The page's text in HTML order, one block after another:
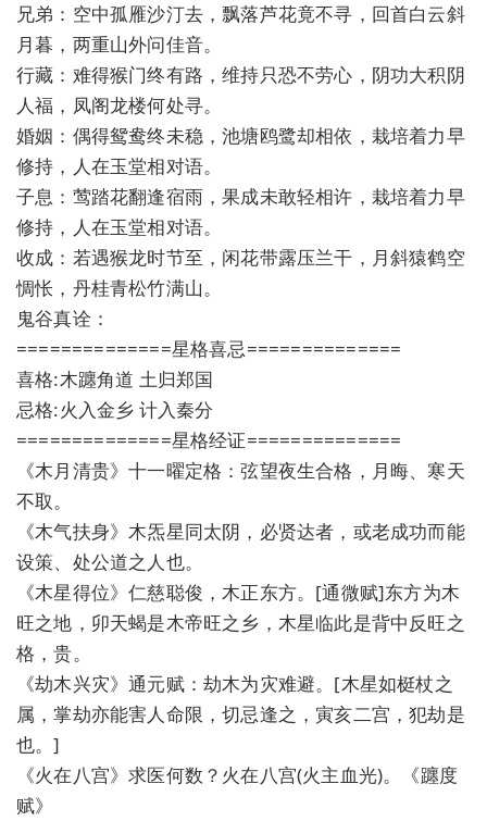
兄弟：空中孤雁沙汀去，飘落芦花竟不寻，回首白云斜
月暮，两重山外问佳音。
行藏：难得猴门终有路，维持只恐不劳心，阴功大积阴
人福，凤阁龙楼何处寻。
婚姻：偶得鸳鸯终未稳，池塘鸥鹭却相依，栽培着力早
修持，人在玉堂相对语。
子息：莺踏花翻逢宿雨，果成未敢轻相许，栽培着力早
修持，人在玉堂相对语。
收成：若遇猴龙时节至，闲花带露压兰干，月斜猿鹤空
惆怅，丹桂青松竹满山。
鬼谷真诠：
==============星格喜忌==============
喜格:木躔角道 土归郑国
忌格:火入金乡 计入秦分
==============星格经证==============
《木月清贵》十一曜定格：弦望夜生合格，月晦、寒天
不取。
《木气扶身》木炁星同太阴，必贤达者，或老成功而能
设策、处公道之人也。
《木星得位》仁慈聪俊，木正东方。[通微赋]东方为木
旺之地，卯天蝎是木帝旺之乡，木星临此是背中反旺之
格，贵。
《劫木兴灾》通元赋：劫木为灾难避。[木星如梃杖之
属，掌劫亦能害人命限，切忌逢之，寅亥二宫，犯劫是
也。]
《火在八宫》求医何数？火在八宫(火主血光)。《躔度
赋》